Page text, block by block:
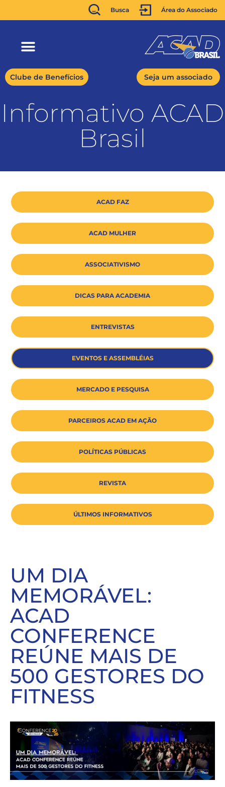
Busca Área do Associado
Clube de Benefícios Seja um associado
Informativo ACAD
Brasil
ACAD FAZ
ACAD MULHER
ASSOCIATIVISMO
DICAS PARA ACADEMIA
ENTREVISTAS
EVENTOS E ASSEMBLÉIAS
MERCADO E PESQUISA
PARCEIROS ACAD EM AÇÃO
POLÍTICAS PÚBLICAS
REVISTA
ÚLTIMOS INFORMATIVOS
UM DIA
MEMORÁVEL:
ACAD
CONFERENCE
REÚNE MAIS DE
500 GESTORES DO
FITNESS